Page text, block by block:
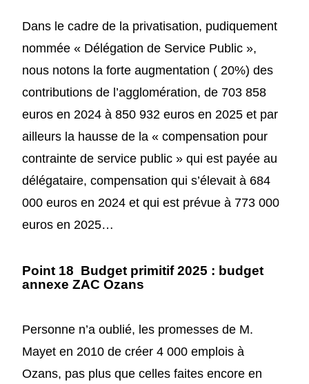
Dans le cadre de la privatisation, pudiquement
nommée « Délégation de Service Public »,
nous notons la forte augmentation ( 20%) des
contributions de l’agglomération, de 703 858
euros en 2024 à 850 932 euros en 2025 et par
ailleurs la hausse de la « compensation pour
contrainte de service public » qui est payée au
délégataire, compensation qui s’élevait à 684
000 euros en 2024 et qui est prévue à 773 000
euros en 2025…
Point 18 Budget primitif2025 : budget
annexe ZAC Ozans
Personne n’a oublié, les promesses de M.
Mayet en 2010 de créer 4 000 emplois à
Ozans, pas plus que celles faites encore en